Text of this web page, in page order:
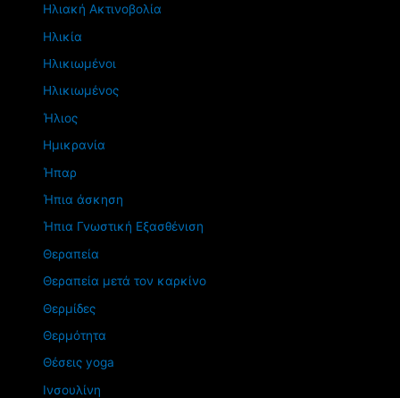
Ηλιακή Ακτινοβολία
Ηλικία
Ηλικιωμένοι
Ηλικιωμένος
Ήλιος
Ημικρανία
Ήπαρ
Ήπια άσκηση
Ήπια Γνωστική Εξασθένιση
Θεραπεία
Θεραπεία μετά τον καρκίνο
Θερμίδες
Θερμότητα
Θέσεις yoga
Ινσουλίνη